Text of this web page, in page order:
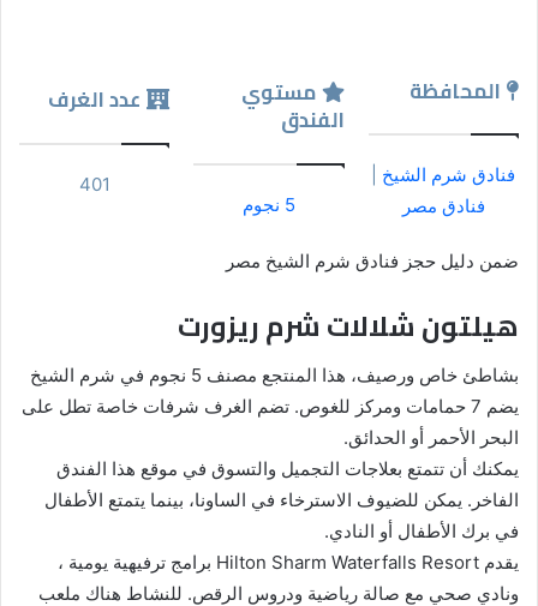
المحافظة
فنادق شرم الشيخ
فنادق مصر
مستوي
الفندق
5 نجوم
عدد الغرف
401
ضمن دليل حجز فنادق شرم الشيخ مصر
هيلتون شلالات شرم ريزورت
بشاطئ خاص ورصيف، هذا المنتجع مصنف 5 نجوم في شرم الشيخ
يضم 7 حمامات ومركز للغوص. تضم الغرف شرفات خاصة تطل على
البحر الأحمر أو الحدائق.
يمكنك أن تتمتع بعلاجات التجميل والتسوق في موقع هذا الفندق
الفاخر. يمكن للضيوف الاسترخاء في الساونا، بينما يتمتع الأطفال
في برك الأطفال أو النادي.
يقدم Hilton Sharm Waterfalls Resort برامج ترفيهية يومية ،
ونادي صحي مع صالة رياضية ودروس الرقص. للنشاط هناك ملعب